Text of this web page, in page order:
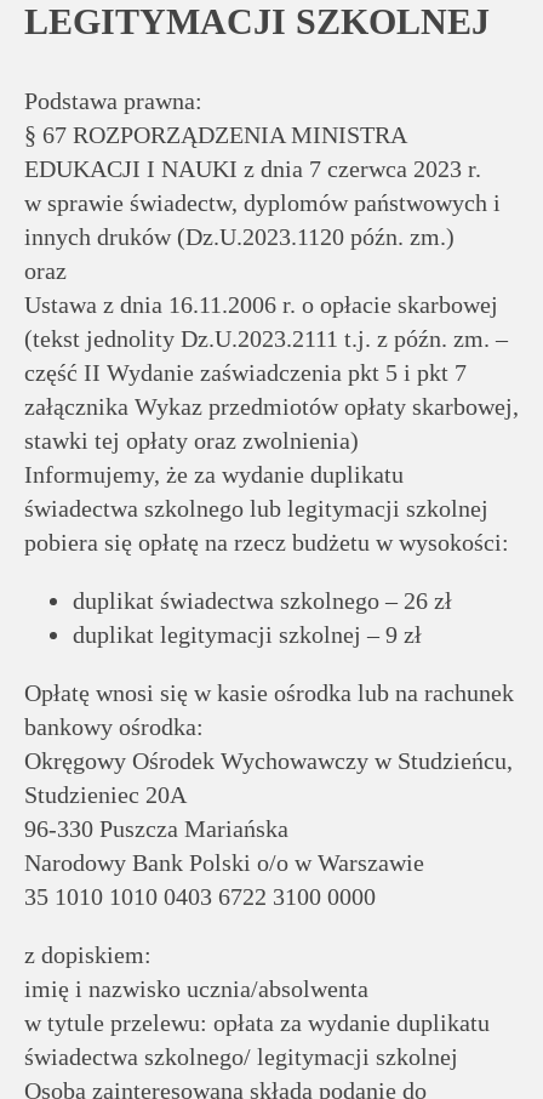
LEGITYMACJI SZKOLNEJ
Podstawa prawna:
§ 67 ROZPORZĄDZENIA MINISTRA
EDUKACJI I NAUKI z dnia 7 czerwca 2023 r.
w sprawie świadectw, dyplomów państwowych i
innych druków (Dz.U.2023.1120 późn. zm.)
oraz
Ustawa z dnia 16.11.2006 r. o opłacie skarbowej
(tekst jednolity Dz.U.2023.2111 t.j. z późn. zm. –
część II Wydanie zaświadczenia pkt 5 i pkt 7
załącznika Wykaz przedmiotów opłaty skarbowej,
stawki tej opłaty oraz zwolnienia)
Informujemy, że za wydanie duplikatu
świadectwa szkolnego lub legitymacji szkolnej
pobiera się opłatę na rzecz budżetu w wysokości:
duplikat świadectwa szkolnego – 26 zł
duplikat legitymacji szkolnej – 9 zł
Opłatę wnosi się w kasie ośrodka lub na rachunek
bankowy ośrodka:
Okręgowy Ośrodek Wychowawczy w Studzieńcu,
Studzieniec 20A
96-330 Puszcza Mariańska
Narodowy Bank Polski o/o w Warszawie
35 1010 1010 0403 6722 3100 0000
z dopiskiem:
imię i nazwisko ucznia/absolwenta
w tytule przelewu: opłata za wydanie duplikatu
świadectwa szkolnego/ legitymacji szkolnej
Osoba zainteresowana składa podanie do